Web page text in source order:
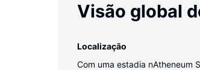
Visão global
Localização
Com uma estadia nAtheneum